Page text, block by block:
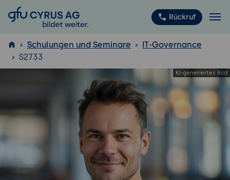
GFU Cyrus AG Rückruf
ISTQB ®
Schulungen und Seminare
IT-Governance
S2733